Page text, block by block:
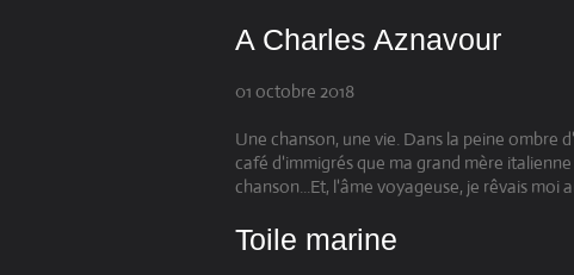
A Charles Aznavour
01 octobre 2018
Une chanson, une vie. Dans la peine ombre
café d'immigrés que ma grand mère
chanson...Et, l'âme voyageuse, je rêvais moi
Toile marine